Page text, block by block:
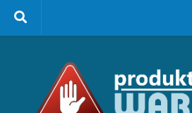
Zum Inhalt springen